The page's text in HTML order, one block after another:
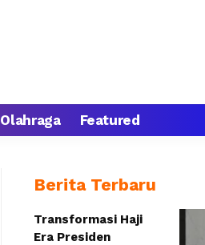
Olahraga Featured
Berita Terbaru
Transformasi Haji
Era Presiden